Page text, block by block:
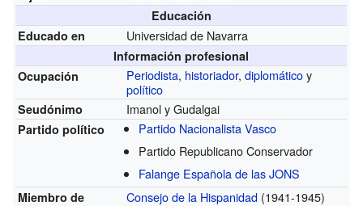
Educación
Educado en
Universidad de Navarra
Información profesional
Ocupación
Periodista, historiador,diplomáticoy
político
Seudónimo Imanol y Gudalgai
Partido político
Partido Nacionalista Vasco
Partido Republicano Conservador
Falange Española de las JONS
Miembro de Consejo de la Hispanidad (1941-1945)